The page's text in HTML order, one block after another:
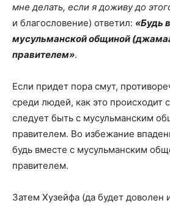
мне делать, если я доживу до
и благословение) ответил: «Будь
мусульманской общиной
правителем».
Если придет пора смут,
среди людей, как это происходит
следует быть с мусульманским
правителем. Во избежание
будь вместе с мусульманским
правителем.
Затем Хузейфа (да будет доволен